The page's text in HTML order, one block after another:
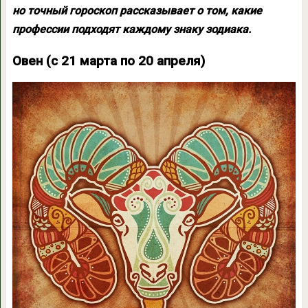
но точный гороскоп рассказывает о том, какие
профессии подходят каждому знаку зодиака.
Овен (с 21 марта по 20 апреля)